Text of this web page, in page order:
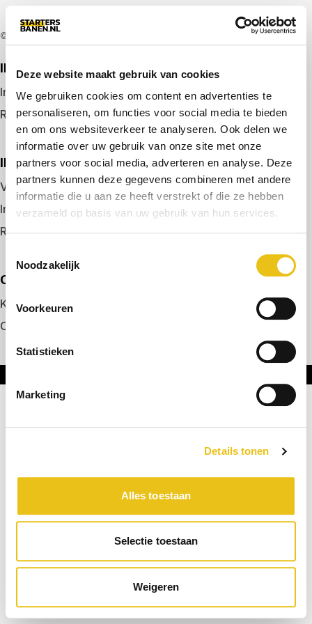
Deze website maakt gebruik van cookies
We gebruiken cookies om content en advertenties te
personaliseren, om functies voor social media te bieden
en om ons websiteverkeer te analyseren. Ook delen we
informatie over uw gebruik van onze site met onze
partners voor social media, adverteren en analyse. Deze
partners kunnen deze gegevens combineren met andere
informatie die u aan ze heeft verstrekt of die ze hebben
verzameld op basis van uw gebruik van hun services.
Noodzakelijk
Voorkeuren
Statistieken
Marketing
Details tonen
Alles toestaan
Selectie toestaan
Weigeren
© 2026 door startersbanen.nl
IK ZOEK EEN BAAN
Inloggen
Registreren
IK BEN WERKGEVER
Vacature plaatsen
Inloggen
Registreren
OVER ONS
Kennismaken met MELON
Contact